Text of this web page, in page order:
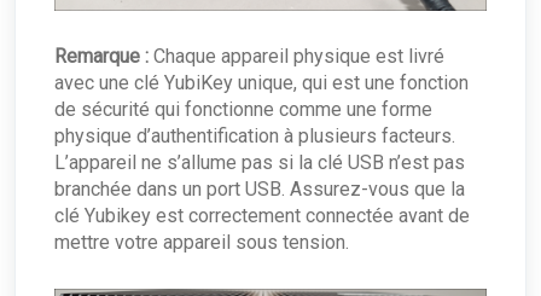
Remarque : Chaque appareil physique est livré
avec une clé YubiKey unique, qui est une fonction
de sécurité qui fonctionne comme une forme
physique d’authentification à plusieurs facteurs.
L’appareil ne s’allume pas si la clé USB n’est pas
branchée dans un port USB. Assurez-vous que la
clé Yubikey est correctement connectée avant de
mettre votre appareil sous tension.